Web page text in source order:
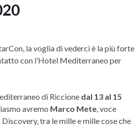
la voglia di vederci è la più forte
con l’Hotel Mediterraneo per
di Riccione dal 13 al 15
avremo Marco Mete, voce
tra le mille e mille cose che